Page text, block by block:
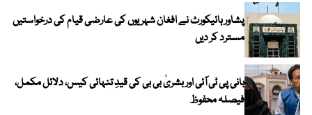
پشاور ہائیکورٹ نے افغان شہریوں کی عارضی قیام کی درخواستیں
مسترد کر دیں
بانی پی ٹی آئی اور بشریٰ بی بی کی قیدِ تنہائی کیس، دلائل مکمل،
فیصلہ محفوظ